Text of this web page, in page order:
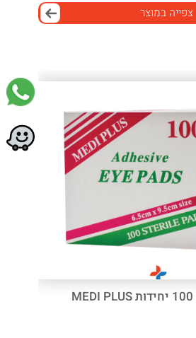
צפייה במוצר